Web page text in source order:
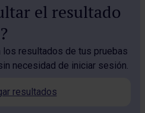
el resultado
los resultados de tus pruebas
necesidad de iniciar sesión.
resultados